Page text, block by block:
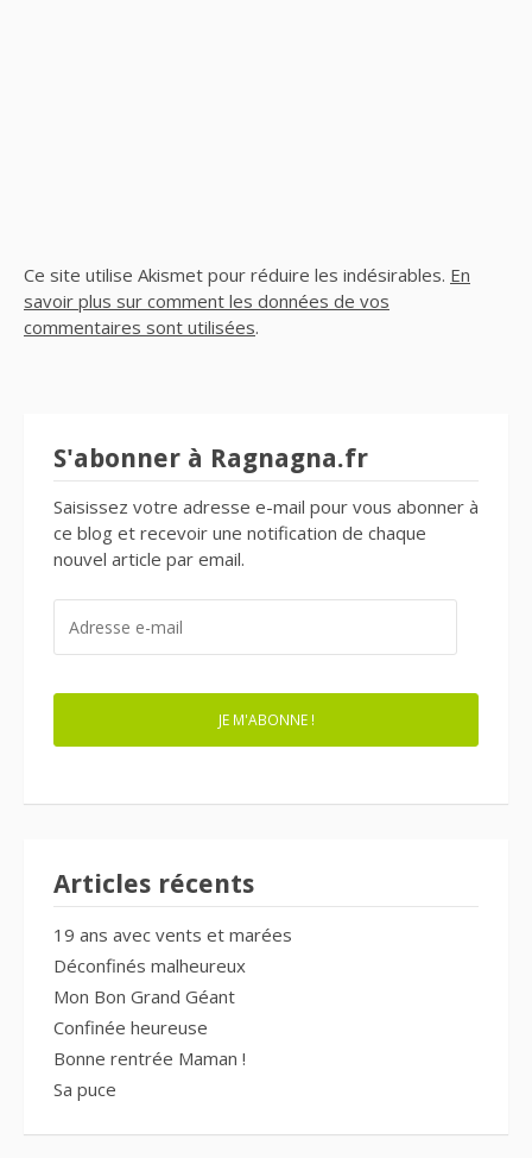
Ce site utilise Akismet pour réduire les indésirables. En
savoir plus sur comment les données de vos
commentaires sont utilisées.
S'abonner à Ragnagna.fr
Saisissez votre adresse e-mail pour vous abonner à
ce blog et recevoir une notification de chaque
nouvel article par email.
MAIL
JE M'ABONNE !
Articles récents
19 ans avec vents et marées
Déconfinés malheureux
Mon Bon Grand Géant
Confinée heureuse
Bonne rentrée Maman !
Sa puce